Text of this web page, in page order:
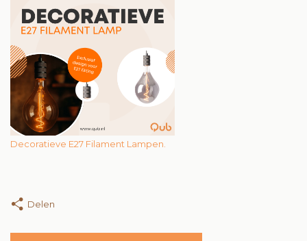
Decoratieve E27 Filament Lampen.
Delen